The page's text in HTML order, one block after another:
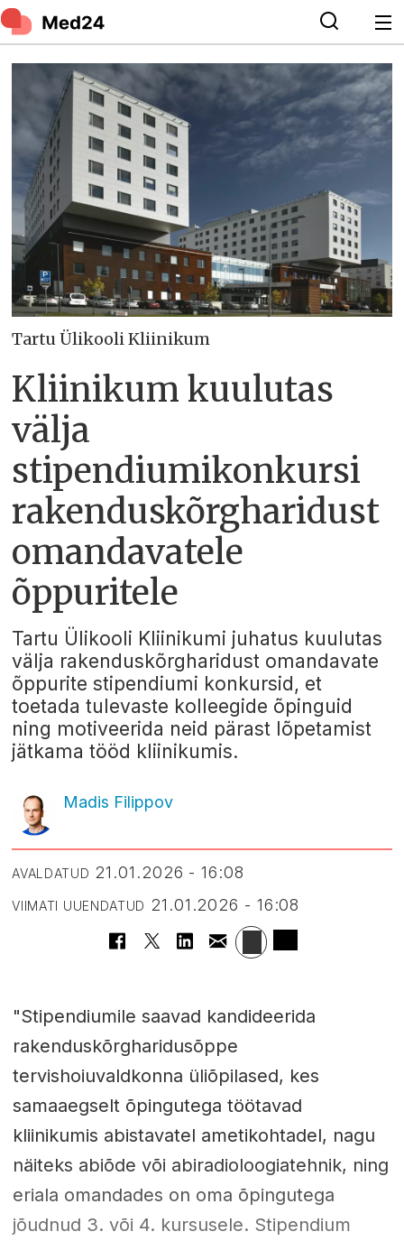
Tartu Ülikooli Kliinikum
Kliinikum kuulutas
välja
stipendiumikonkursi
rakenduskõrgharidust
omandavatele
õppuritele
Tartu Ülikooli Kliinikumi juhatus kuulutas
välja rakenduskõrgharidust omandavate
õppurite stipendiumi konkursid, et
toetada tulevaste kolleegide õpinguid
ning motiveerida neid pärast lõpetamist
jätkama tööd kliinikumis.
Madis Filippov
AVALDATUD 21.01.2026 - 16:08
VIIMATI UUENDATUD 21.01.2026 - 16:08
"Stipendiumile saavad kandideerida
rakenduskõrgharidusõppe
tervishoiuvaldkonna üliõpilased, kes
samaaegselt õpingutega töötavad
kliinikumis abistavatel ametikohtadel, nagu
näiteks abiõde või abiradioloogiatehnik, ning
eriala omandades on oma õpingutega
jõudnud 3. või 4. kursusele. Stipendium